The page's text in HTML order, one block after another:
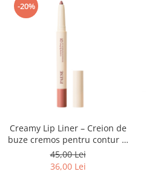
-20%
Creamy Lip Liner – Creion de
buze cremos pentru contur si
definire
45,00 Lei
36,00 Lei